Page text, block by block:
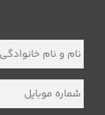
نام
و
نام
شماره
موبایل *